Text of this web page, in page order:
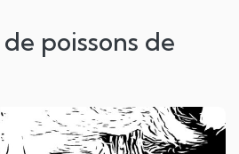
poissons de